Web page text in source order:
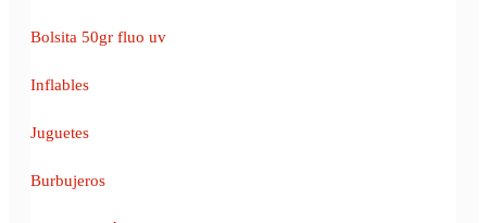
Bolsita 50gr fluo uv
Inflables
Juguetes
Burbujeros